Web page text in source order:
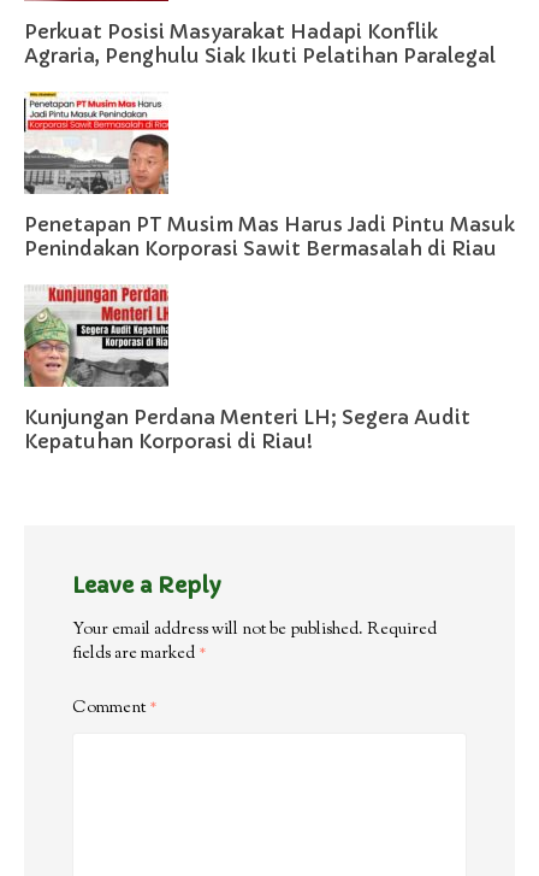
Perkuat Posisi Masyarakat Hadapi Konflik
Agraria, Penghulu Siak Ikuti Pelatihan Paralegal
Penetapan PT Musim Mas Harus Jadi Pintu Masuk
Penindakan Korporasi Sawit Bermasalah di Riau
Kunjungan Perdana Menteri LH; Segera Audit
Kepatuhan Korporasi di Riau!
Leave a Reply
Your email address will not be published. Required
fields are marked *
Comment*